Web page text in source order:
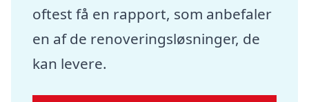
oftest få en rapport, som anbefaler
en af de renoveringsløsninger, de
kan levere.